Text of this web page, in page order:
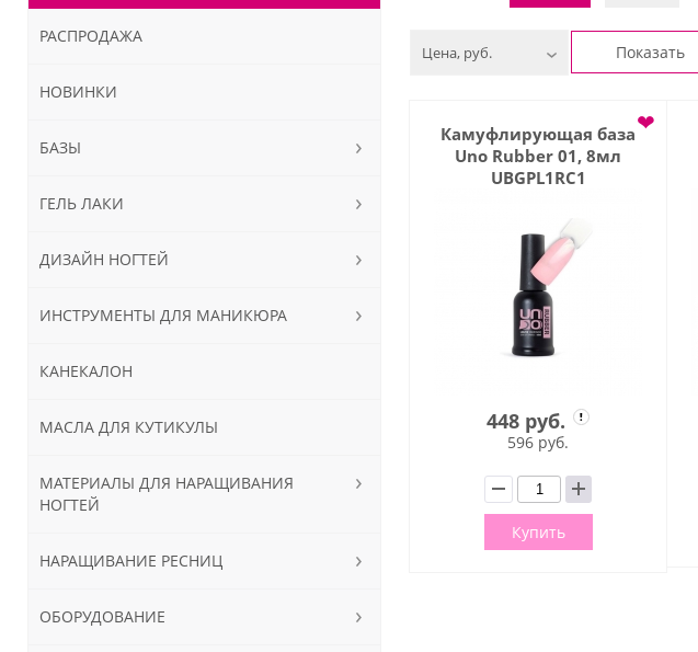
Цена, руб. Показать
Камуфлирующая база
Uno Rubber 01, 8мл
UBGPL1RC1
❤
448 руб.
596 руб.
Купить
РАСПРОДАЖА
НОВИНКИ
БАЗЫ
ГЕЛЬ ЛАКИ
ДИЗАЙН НОГТЕЙ
ИНСТРУМЕНТЫ ДЛЯ МАНИКЮРА
КАНЕКАЛОН
МАСЛА ДЛЯ КУТИКУЛЫ
МАТЕРИАЛЫ ДЛЯ НАРАЩИВАНИЯ
НОГТЕЙ
НАРАЩИВАНИЕ РЕСНИЦ
ОБОРУДОВАНИЕ